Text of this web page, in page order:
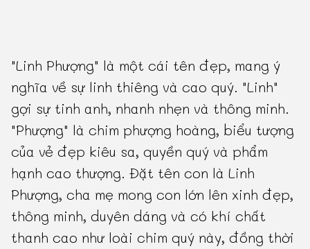
"Linh Phượng" là một cái tên đẹp, mang ý
nghĩa về sự linh thiêng và cao quý. "Linh"
gợi sự tinh anh, nhanh nhẹn và thông minh.
"Phượng" là chim phượng hoàng, biểu tượng
của vẻ đẹp kiêu sa, quyền quý và phẩm
hạnh cao thượng. Đặt tên con là Linh
Phượng, cha mẹ mong con lớn lên xinh đẹp,
thông minh, duyên dáng và có khí chất
thanh cao như loài chim quý này, đồng thời